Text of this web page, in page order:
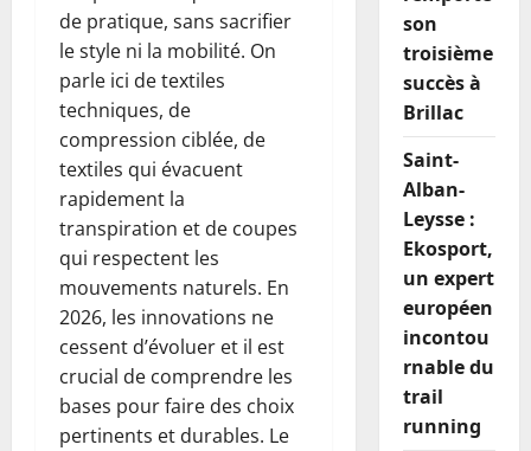
de pratique, sans sacrifier
le style ni la mobilité. On
parle ici de textiles
techniques, de
compression ciblée, de
textiles qui évacuent
rapidement la
transpiration et de coupes
qui respectent les
mouvements naturels. En
2026, les innovations ne
cessent d’évoluer et il est
crucial de comprendre les
bases pour faire des choix
pertinents et durables. Le
son
troisième
succès à
Brillac
Saint-
Alban-
Leysse :
Ekosport,
un expert
européen
incontou
rnable du
trail
running